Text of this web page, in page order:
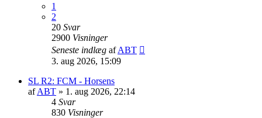
1
2
20 Svar
2900 Visninger
Seneste indlæg afABT
3. aug 2026, 15:09
SL R2: FCM - Horsens
afABT » 1. aug 2026, 22:14
4 Svar
830 Visninger